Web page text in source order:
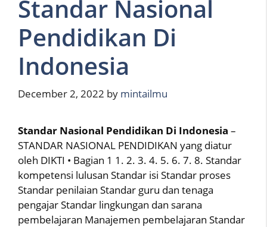
Standar Nasional
Pendidikan Di
Indonesia
December 2, 2022 by mintailmu
Standar Nasional Pendidikan Di Indonesia –
STANDAR NASIONAL PENDIDIKAN yang diatur
oleh DIKTI • Bagian 1 1. 2. 3. 4. 5. 6. 7. 8. Standar
kompetensi lulusan Standar isi Standar proses
Standar penilaian Standar guru dan tenaga
pengajar Standar lingkungan dan sarana
pembelajaran Manajemen pembelajaran Standar